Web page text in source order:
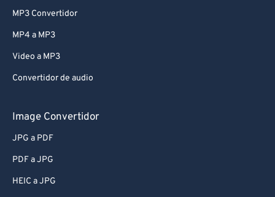
MP3 Convertidor
MP4 a MP3
Video a MP3
Convertidor de audio
Image Convertidor
JPG a PDF
PDF a JPG
HEIC a JPG